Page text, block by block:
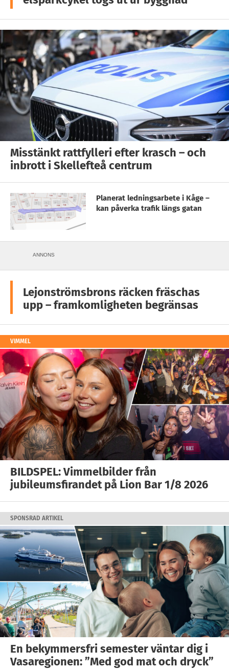
Misstänkt rattfylleri efter krasch – och
inbrott i Skellefteå centrum
Planerat ledningsarbete i Kåge –
kan påverka trafik längs gatan
ANNONS
Lejonströmsbrons räcken fräschas
upp – framkomligheten begränsas
VIMMEL
BILDSPEL: Vimmelbilder från
jubileumsfirandet på Lion Bar 1/8 2026
SPONSRAD ARTIKEL
En bekymmersfri semester väntar dig i
Vasaregionen: ”Med god mat och dryck”